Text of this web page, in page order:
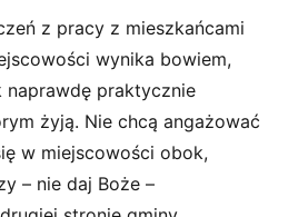
z pracy z mieszkańcami
wynika bowiem,
naprawdę praktycznie
żyją. Nie chcą angażować
w miejscowości obok,
– nie daj Boże –